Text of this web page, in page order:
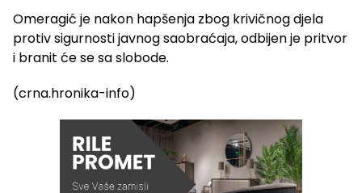
Omeragić je nakon hapšenja zbog krivičnog djela
protiv sigurnosti javnog saobraćaja, odbijen je pritvor
i branit će se sa slobode.
(crna.hronika-info)